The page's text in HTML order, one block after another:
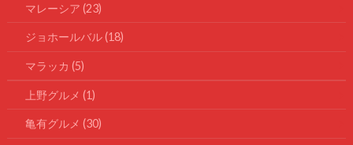
マレーシア (23)
ジョホールバル(18)
マラッカ (5)
上野グルメ (1)
亀有グルメ (30)